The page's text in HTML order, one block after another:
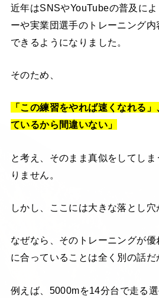
近年はSNSやYouTubeの普及に
ーや実業団選手のトレーニング
できるようになりました。
そのため、
「この練習をやれば速くなれる
ているから間違いない」
と考え、そのまま真似をしてし
りません。
しかし、ここには大きな落とし穴
なぜなら、そのトレーニングが
に合っていることは全く別の話だ
例えば、5000mを14分台で走る